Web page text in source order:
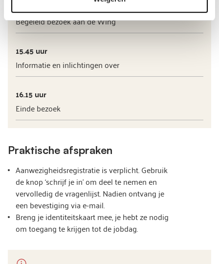
Begeleid bezoek aan de Wing
15.45 uur
Informatie en inlichtingen over
16.15 uur
Einde bezoek
Praktische afspraken
Aanwezigheidsregistratie is verplicht. Gebruik
de knop ‘schrijf je in’ om deel te nemen en
vervolledig de vragenlijst. Nadien ontvang je
een bevestiging via e-mail.
Breng je identiteitskaart mee, je hebt ze nodig
om toegang te krijgen tot de jobdag.